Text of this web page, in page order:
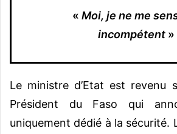
« Moi, je ne me
incompétent »
Le ministre d’Etat est revenu
Président du Faso qui
uniquement dédié à la sécurité.